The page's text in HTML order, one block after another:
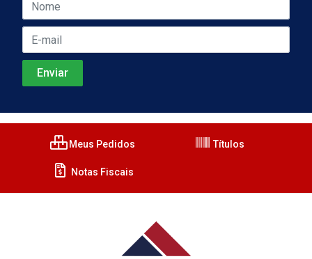
Meus Pedidos Títulos
Notas Fiscais